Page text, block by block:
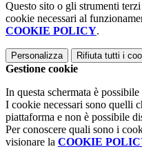
Questo sito o gli strumenti
cookie necessari al
COOKIE POLICY.
Personalizza Rifiuta tutti i
Gestione cookie
In questa schermata è
I cookie necessari sono quelli
piattaforma e non è possibile
Per conoscere quali sono i
visionare la COOKIE